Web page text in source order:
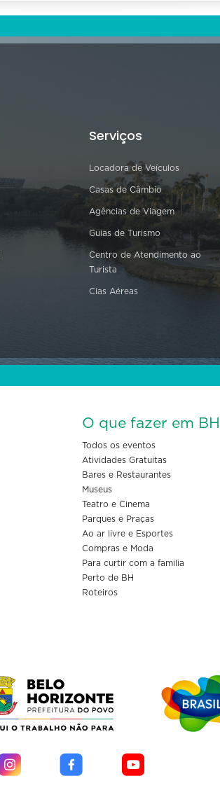
Serviços
Locadora de Veículos
Casas de Câmbio
Agências de Viagem
Guias de Turismo
Centro de Atendimento ao
Turista
Cias Aéreas
O que fazer em BH
Todos os eventos
Atividades Gratuitas
Bares e Restaurantes
Museus
Teatro e Cinema
Parques e Praças
Ao ar livre e Esportes
Compras e Moda
Para curtir com a familia
Perto de BH
Roteiros